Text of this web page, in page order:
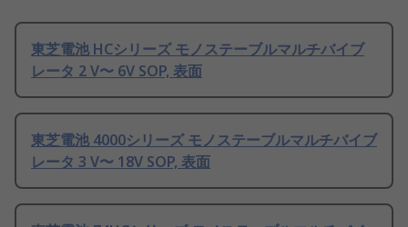
東芝電池 HCシリーズ モノステーブルマルチバイブ
レータ 2 V〜 6V SOP, 表面
東芝電池 4000シリーズ モノステーブルマルチバイブ
レータ 3 V〜 18V SOP, 表面